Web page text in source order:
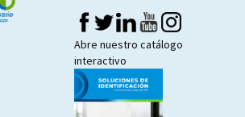
Abre nuestro catálogo
interactivo